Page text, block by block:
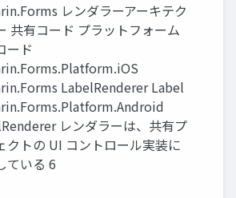
レンダラーアーキテク
共有コード プラットフォーム
ード
LabelRenderer Label
レンダラーは、共有プ
クトの UI コントロール実装に
ている 6